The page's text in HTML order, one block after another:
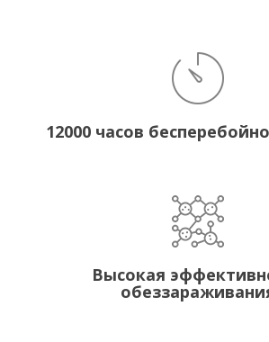
12000 часов
Высокая